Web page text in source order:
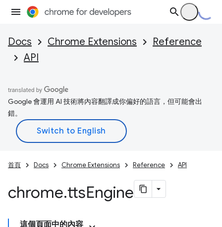
Docs Chrome Extensions
Reference
API
Google 會運用 AI 技術將內容翻譯成你偏好的語言，但可能會出
錯。
首頁 Docs Chrome Extensions Reference API
chrome.ttsEngine
這個頁面中的內容